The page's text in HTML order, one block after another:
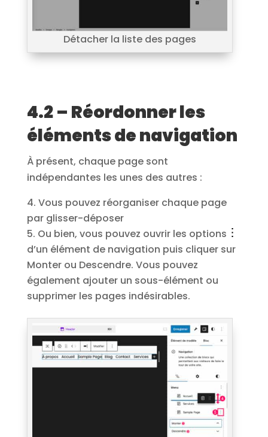
Détacher la liste des pages
4.2 – Réordonner les
éléments de navigation
À présent, chaque page sont
indépendantes les unes des autres :
Vous pouvez réorganiser chaque page
par glisser-déposer
Ou bien, vous pouvez ouvrir les options
d’un élément de navigation puis cliquer sur
Monter ou Descendre. Vous pouvez
également ajouter un sous-élément ou
supprimer les pages indésirables.